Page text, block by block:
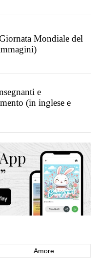
Mondiale del
e
(in inglese e
Amore